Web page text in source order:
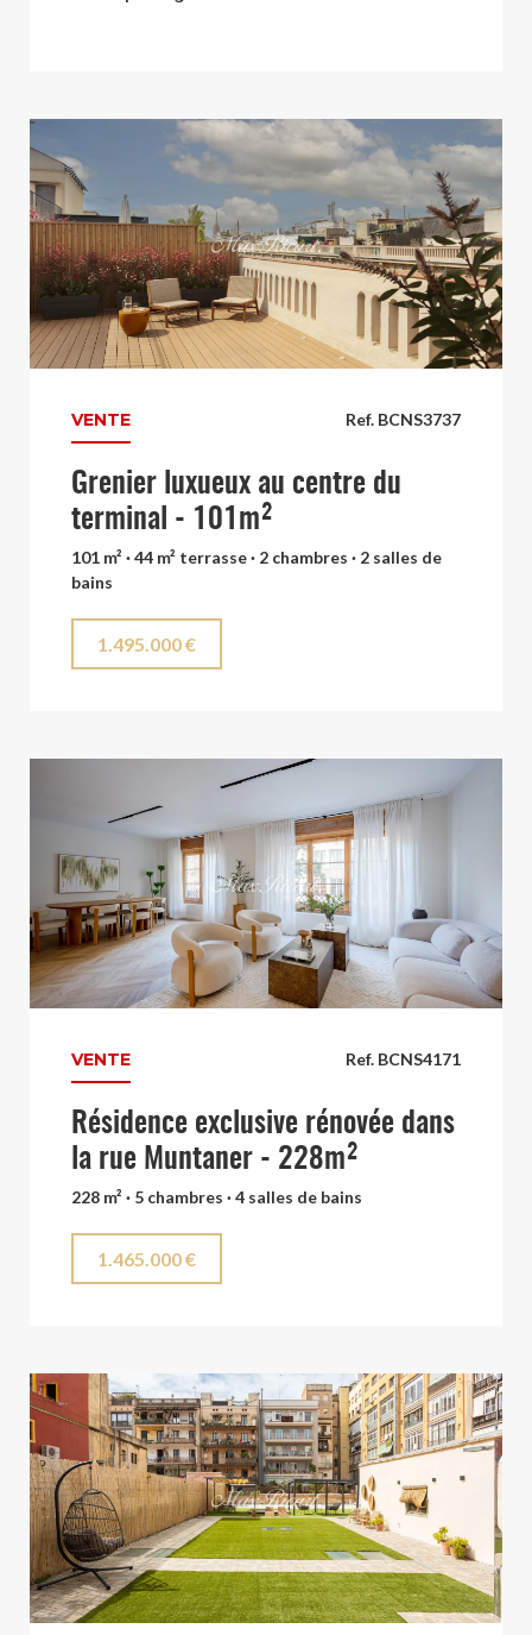
Ref. BCNS3737
VENTE
Grenier luxueux au centre du
terminal - 101m²
101 m² · 44 m² terrasse · 2 chambres · 2 salles de
bains
1.495.000 €
Ref. BCNS4171
VENTE
Résidence exclusive rénovée dans
la rue Muntaner - 228m²
228 m² · 5 chambres · 4 salles de bains
1.465.000 €